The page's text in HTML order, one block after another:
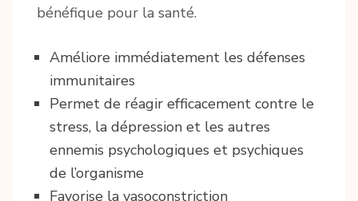
bénéfique pour la santé.
Améliore immédiatement les défenses
immunitaires
Permet de réagir efficacement contre le
stress, la dépression et les autres
ennemis psychologiques et psychiques
de l’organisme
Favorise la vasoconstriction